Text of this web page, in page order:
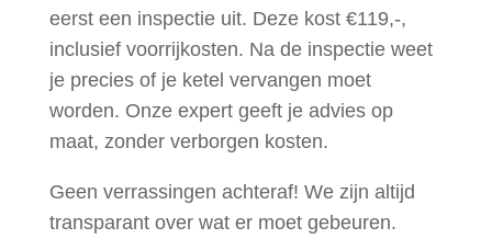
eerst een inspectie uit. Deze kost €119,-,
inclusief voorrijkosten. Na de inspectie weet
je precies of je ketel vervangen moet
worden. Onze expert geeft je advies op
maat, zonder verborgen kosten.
Geen verrassingen achteraf! We zijn altijd
transparant over wat er moet gebeuren.